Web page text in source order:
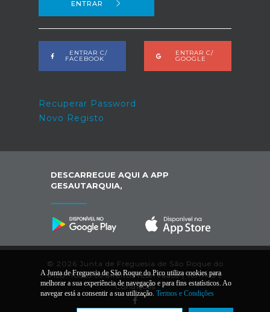
ENTRAR
ENTRAR C/
FACEBOOK
ENTRAR C/
GOOGLE
Recuperar Password
Novo Registo
DESCARREGUE AQUI A APP
GESAUTARQUIA,
© 2026 Junta de Freguesia de São Roque do
Pico. Todos os direitos reservados |Termos e
Condições
A Junta de Freguesia de São Roque do Pico utiliza cookies para
melhorar a sua experiência de navegação e para fins estatísticos. Ao
navegar está a consentir a sua utilização. Termos e Condições